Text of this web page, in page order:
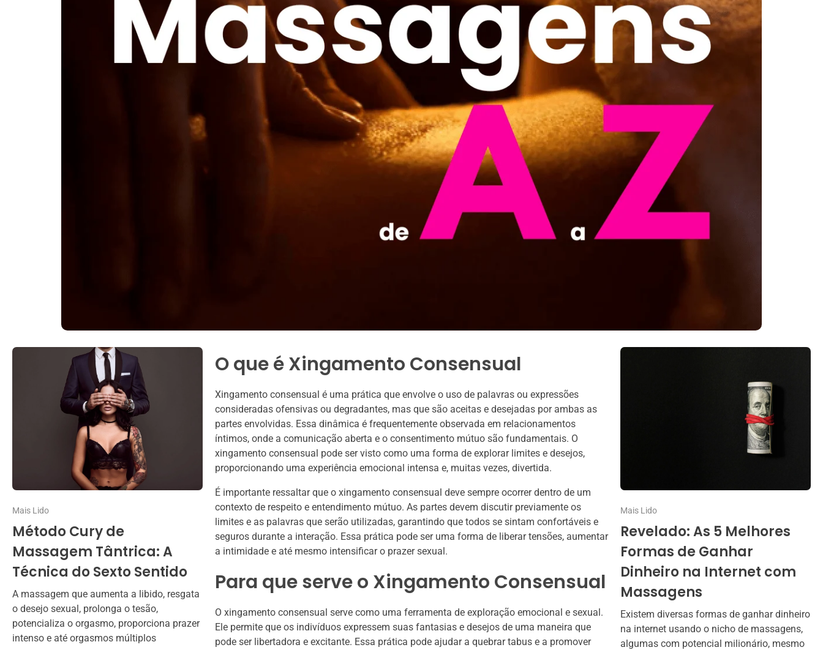
Mais Lido
Método Cury de
Massagem Tântrica: A
Técnica do Sexto Sentido
A massagem que aumenta a libido, resgata
o desejo sexual, prolonga o tesão,
potencializa o orgasmo, proporciona prazer
intenso e até orgasmos múltiplos
O que é Xingamento Consensual
Xingamento consensual é uma prática que envolve o uso de palavras ou expressões
consideradas ofensivas ou degradantes, mas que são aceitas e desejadas por ambas as
partes envolvidas. Essa dinâmica é frequentemente observada em relacionamentos
íntimos, onde a comunicação aberta e o consentimento mútuo são fundamentais. O
xingamento consensual pode ser visto como uma forma de explorar limites e desejos,
proporcionando uma experiência emocional intensa e, muitas vezes, divertida.
É importante ressaltar que o xingamento consensual deve sempre ocorrer dentro de um
contexto de respeito e entendimento mútuo. As partes devem discutir previamente os
limites e as palavras que serão utilizadas, garantindo que todos se sintam confortáveis e
seguros durante a interação. Essa prática pode ser uma forma de liberar tensões, aumentar
a intimidade e até mesmo intensificar o prazer sexual.
Para que serve o Xingamento Consensual
O xingamento consensual serve como uma ferramenta de exploração emocional e sexual.
Ele permite que os indivíduos expressem suas fantasias e desejos de uma maneira que
pode ser libertadora e excitante. Essa prática pode ajudar a quebrar tabus e a promover
Mais Lido
Revelado: As 5 Melhores
Formas de Ganhar
Dinheiro na Internet com
Massagens
Existem diversas formas de ganhar dinheiro
na internet usando o nicho de massagens,
algumas com potencial milionário, mesmo